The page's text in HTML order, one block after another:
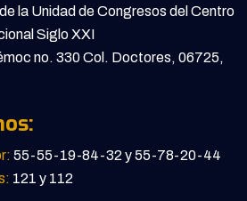
la Unidad de Congresos del Centro
Siglo XXI
no. 330 Col. Doctores, 06725,
55-55-19-84-32 y 55-78-20-44
121 y 112